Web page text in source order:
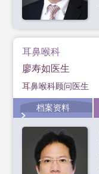
耳鼻喉科
廖寿如医生
耳鼻喉科顾问医生
档案资料